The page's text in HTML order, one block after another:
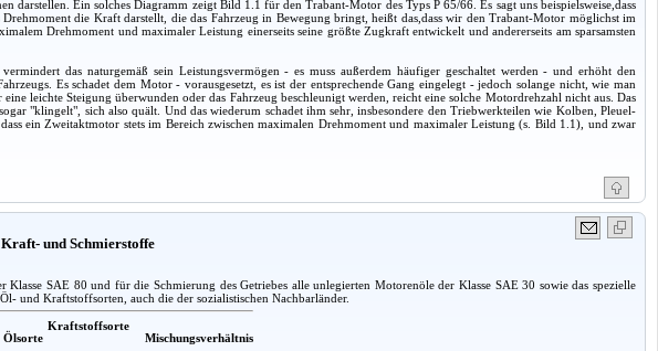
Ein solches Diagramm zeigt Bild 1.1 für den Trabant-Motor des Typs P 65/66. Es sagt uns beispielsweise,dass
die Kraft darstellt, die das Fahrzeug in Bewegung bringt, heißt das,dass wir den Trabant-Motor möglichst im
Drehmoment und maximaler Leistung einerseits seine größte Zugkraft entwickelt und andererseits am sparsamsten
das naturgemäß sein Leistungsvermögen - es muss außerdem häufiger geschaltet werden - und erhöht den
Es schadet dem Motor - vorausgesetzt, es ist der entsprechende Gang eingelegt - jedoch solange nicht, wie man
leichte Steigung überwunden oder das Fahrzeug beschleunigt werden, reicht eine solche Motordrehzahl nicht aus. Das
"klingelt", sich also quält. Und das wiederum schadet ihm sehr, insbesondere den Triebwerkteilen wie Kolben, Pleuel-
ein Zweitaktmotor stets im Bereich zwischen maximalen Drehmoment und maximaler Leistung (s. Bild 1.1), und zwar
und Schmierstoffe
SAE 80 und für die Schmierung des Getriebes alle unlegierten Motorenöle der Klasse SAE 30 sowie das spezielle
und Kraftstoffsorten, auch die der sozialistischen Nachbarländer.
Ölsorte
Kraftstoffsorte
Mischungsverhältnis